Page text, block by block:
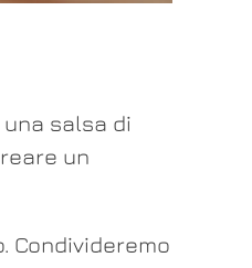
salsa di
un
Condivideremo